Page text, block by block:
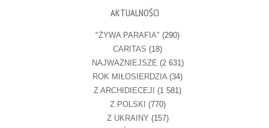
AKTUALNOŚCI
"ŻYWA PARAFIA" (290)
CARITAS (18)
NAJWAŻNIEJSZE (2 631)
ROK MIŁOSIERDZIA (34)
Z ARCHIDIECEJI (1 581)
Z POLSKI (770)
Z UKRAINY (157)